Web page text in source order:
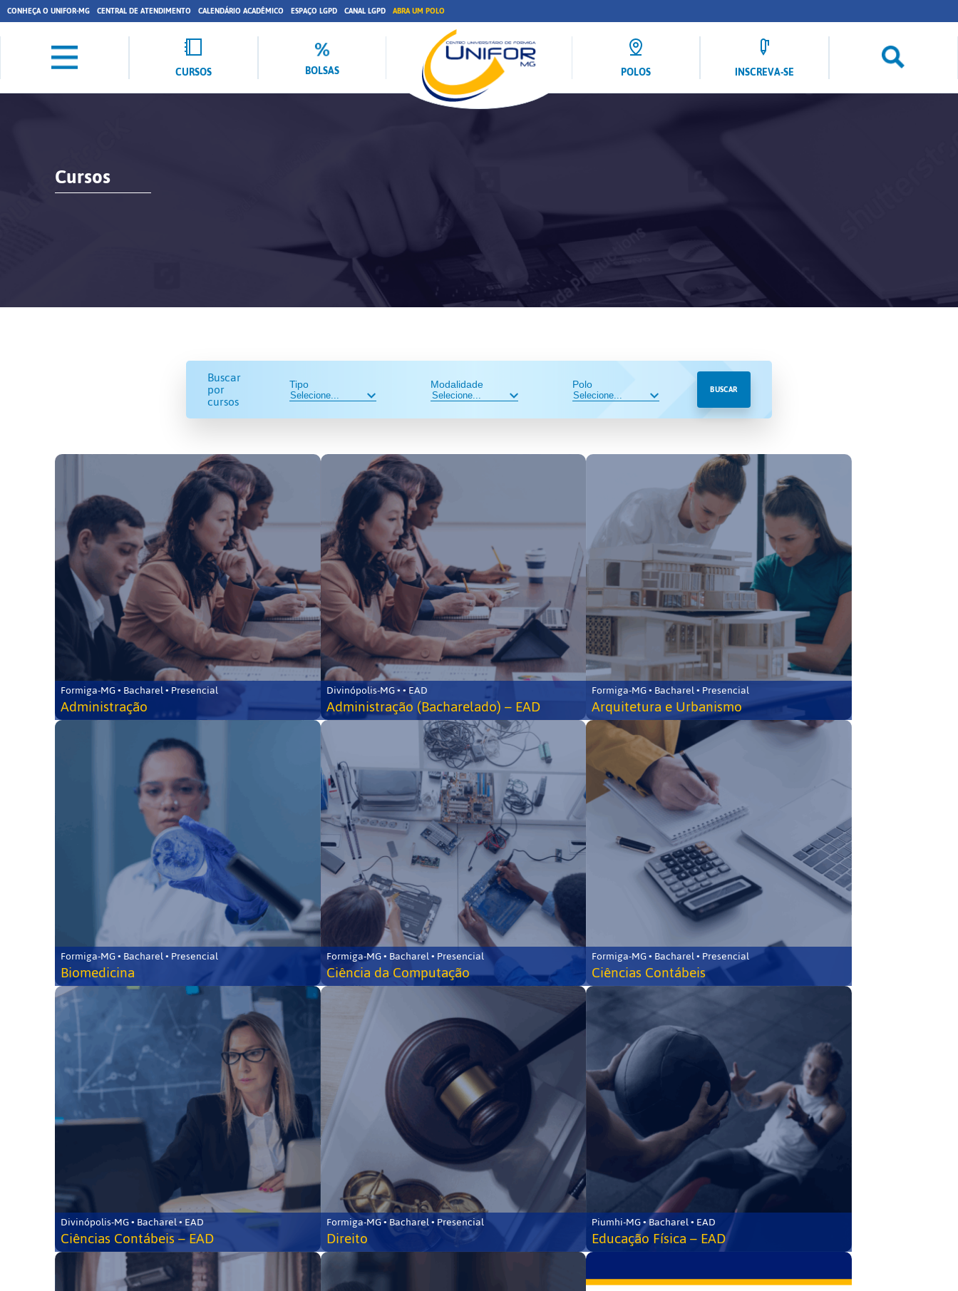
CONHEÇA O UNIFOR-MG CENTRAL DE ATENDIMENTO CALENDÁRIO ACADÊMICO ESPAÇO LGPD CANAL LGPD ABRA UM POLO
CURSOS BOLSAS POLOS INSCREVA-SE
Cursos
Buscar
por
cursos
Tipo Modalidade Polo BUSCAR
Formiga-MG • Bacharel • Presencial
Administração
Divinópolis-MG • • EAD
Administração (Bacharelado) – EAD
Formiga-MG • Bacharel • Presencial
Arquitetura e Urbanismo
Formiga-MG • Bacharel • Presencial
Biomedicina
Formiga-MG • Bacharel • Presencial
Ciência da Computação
Formiga-MG • Bacharel • Presencial
Ciências Contábeis
Divinópolis-MG • Bacharel • EAD
Ciências Contábeis – EAD
Formiga-MG • Bacharel • Presencial
Direito
Piumhi-MG • Bacharel • EAD
Educação Física – EAD